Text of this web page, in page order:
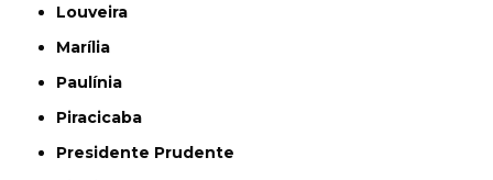
Louveira
Marília
Paulínia
Piracicaba
Presidente Prudente